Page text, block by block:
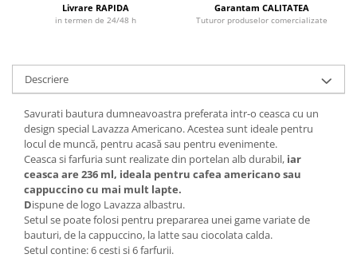
Livrare RAPIDA
in termen de 24/48 h
Garantam CALITATEA
Tuturor produselor comercializate
Descriere
Savurati bautura dumneavoastra preferata intr-o ceasca cu un
design special Lavazza Americano. Acestea sunt ideale pentru
locul de muncă, pentru acasă sau pentru evenimente.
Ceasca si farfuria sunt realizate din portelan alb durabil, iar
ceasca are 236 ml, ideala pentru cafea americano sau
cappuccino cu mai mult lapte.
Dispune de logo Lavazza albastru.
Setul se poate folosi pentru prepararea unei game variate de
bauturi, de la cappuccino, la latte sau ciocolata calda.
Setul contine: 6 cesti si 6 farfurii.